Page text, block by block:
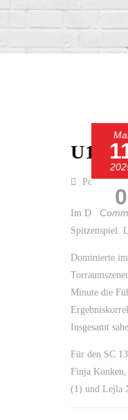
0
U13-
Posted by
Im Derby mit
Spitzenspiel.
Dominierte im
Minute die
Insgesamt
Für den SC
Finja
(1) und Lejla